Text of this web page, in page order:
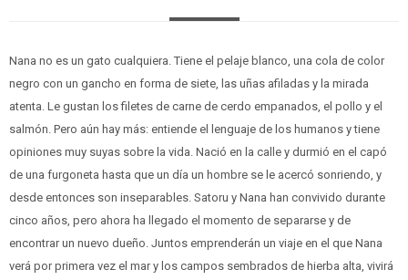
Nana no es un gato cualquiera. Tiene el pelaje blanco, una cola de color
negro con un gancho en forma de siete, las uñas afiladas y la mirada
atenta. Le gustan los filetes de carne de cerdo empanados, el pollo y el
salmón. Pero aún hay más: entiende el lenguaje de los humanos y tiene
opiniones muy suyas sobre la vida. Nació en la calle y durmió en el capó
de una furgoneta hasta que un día un hombre se le acercó sonriendo, y
desde entonces son inseparables. Satoru y Nana han convivido durante
cinco años, pero ahora ha llegado el momento de separarse y de
encontrar un nuevo dueño. Juntos emprenderán un viaje en el que Nana
verá por primera vez el mar y los campos sembrados de hierba alta, vivirá